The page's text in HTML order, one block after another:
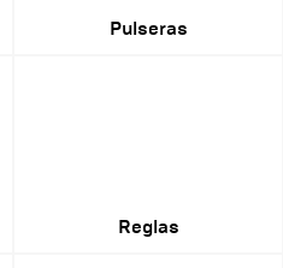
Pulseras
Reglas